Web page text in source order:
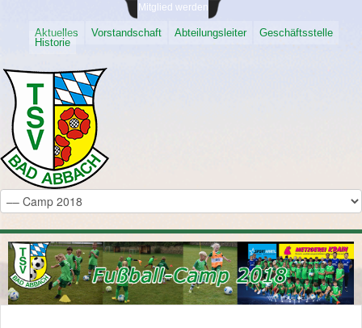
Mitglied werden
Aktuelles Vorstandschaft Abteilungsleiter
Geschäftsstelle
Historie